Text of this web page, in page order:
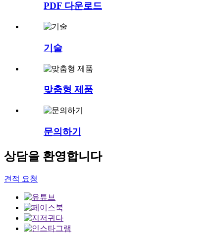
PDF 다운로드
기술
맞춤형 제품
문의하기
상담을 환영합니다
견적 요청